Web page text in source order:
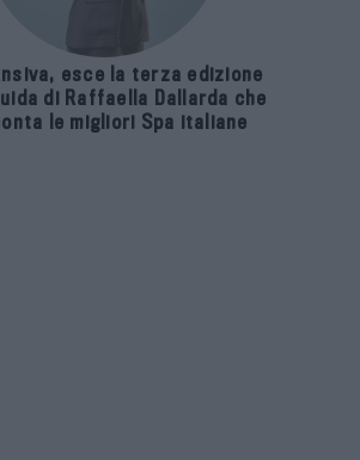
esce la terza edizione
di Raffaella Dallarda che
le migliori Spa italiane